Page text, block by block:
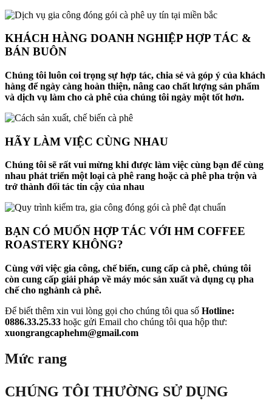
KHÁCH HÀNG DOANH NGHIỆP HỢP TÁC &
BÁN BUÔN
Chúng tôi luôn coi trọng sự hợp tác, chia sẻ và góp ý của khách
hàng để ngày càng hoàn thiện, nâng cao chất lượng sản phẩm
và dịch vụ làm cho cà phê của chúng tôi ngày một tốt hơn.
HÃY LÀM VIỆC CÙNG NHAU
Chúng tôi sẽ rất vui mừng khi được làm việc cùng bạn để cùng
nhau phát triển một loại cà phê rang hoặc cà phê pha trộn và
trở thành đối tác tin cậy của nhau
BẠN CÓ MUỐN HỢP TÁC VỚI HM COFFEE
ROASTERY KHÔNG?
Cùng với việc gia công, chế biến, cung cấp cà phê, chúng tôi
còn cung cấp giải pháp về máy móc sản xuất và dụng cụ pha
chế cho nghành cà phê.
Để biết thêm xin vui lòng gọi cho chúng tôi qua số Hotline:
0886.33.25.33 hoặc gửi Email cho chúng tôi qua hộp thư:
xuongrangcaphehm@gmail.com
Mức rang
CHÚNG TÔI THƯỜNG SỬ DỤNG